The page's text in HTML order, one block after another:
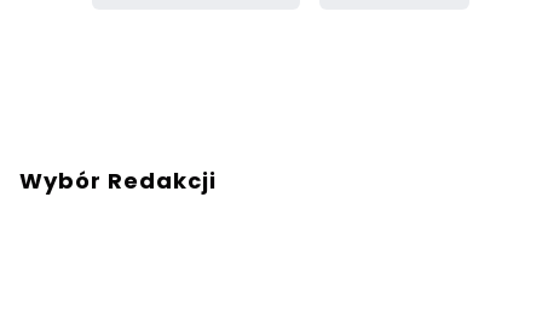
Wybór Redakcji